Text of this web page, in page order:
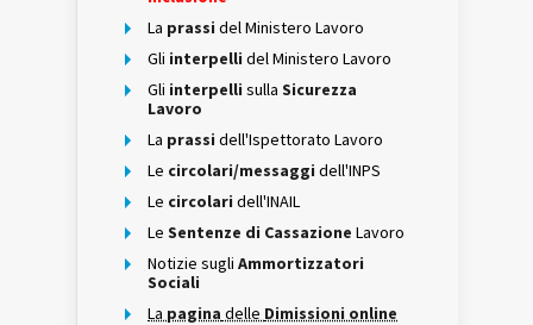
La prassi del Ministero Lavoro
Gli interpelli del Ministero Lavoro
Gli interpelli sulla Sicurezza
Lavoro
La prassi dell'Ispettorato Lavoro
Le circolari/messaggi dell'INPS
Le circolari dell'INAIL
Le Sentenze di Cassazione Lavoro
Notizie sugli Ammortizzatori
Sociali
La pagina delle Dimissioni online